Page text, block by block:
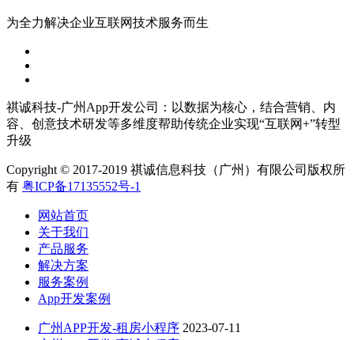
为全力解决企业互联网技术服务而生
祺诚科技-广州App开发公司：以数据为核心，结合营销、内
容、创意技术研发等多维度帮助传统企业实现“互联网+”转型
升级
Copyright © 2017-2019 祺诚信息科技（广州）有限公司版权所
有 粤ICP备17135552号-1
网站首页
关于我们
产品服务
解决方案
服务案例
App开发案例
广州APP开发-租房小程序 2023-07-11